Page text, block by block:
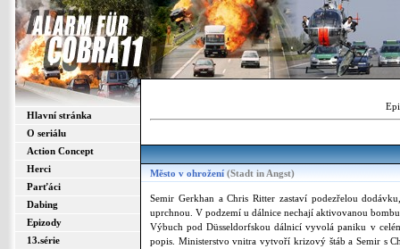
Hlavní stránka
O seriálu
Action Concept
Herci
Parťáci
Dabing
Epizody
13.série
Město v ohrožení (Stadt in Angst)
Semir Gerkhan a Chris Ritter zastaví podezřelou
uprchnou. V podzemí u dálnice nechají aktivovanou
Výbuch pod Düsseldorfskou dálnicí vyvolá paniku v
popis. Ministerstvo vnitra vytvoří krizový štáb a Semir s